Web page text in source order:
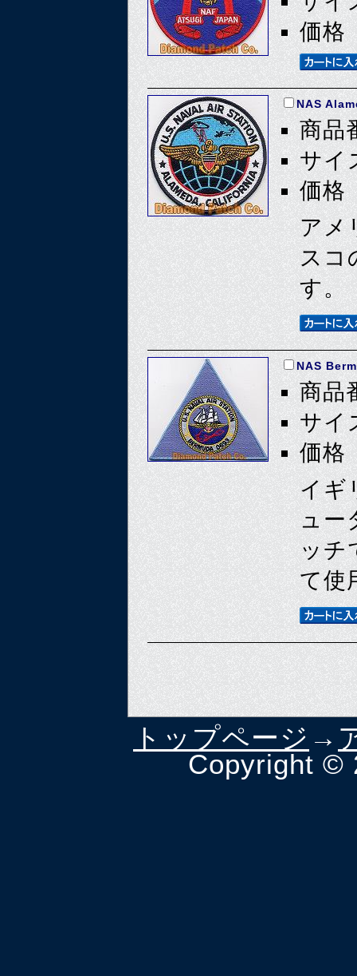
価格
NAS
商品
サイ
価格
アメ
スコ
す。
NAS
商品
サイ
価格
イギ
ュー
ッチ
て使
トップページ →
Copyright ©